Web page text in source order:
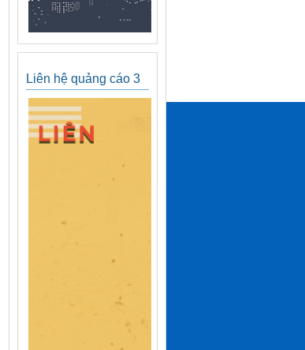
Liên hệ quảng cáo 3